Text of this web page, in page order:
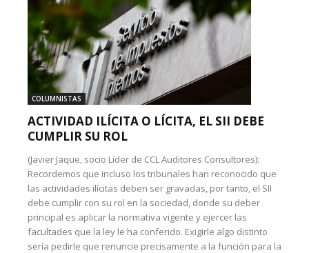
COLUMNISTAS
ACTIVIDAD ILÍCITA O LÍCITA, EL SII DEBE
CUMPLIR SU ROL
(Javier Jaque, socio Líder de CCL Auditores Consultores):
Recordemos que incluso los tribunales han reconocido que
las actividades ilícitas deben ser gravadas, por tanto, el SII
debe cumplir con su rol en la sociedad, donde su deber
principal es aplicar la normativa vigente y ejercer las
facultades que la ley le ha conferido. Exigirle algo distinto
sería pedirle que renuncie precisamente a la función para la